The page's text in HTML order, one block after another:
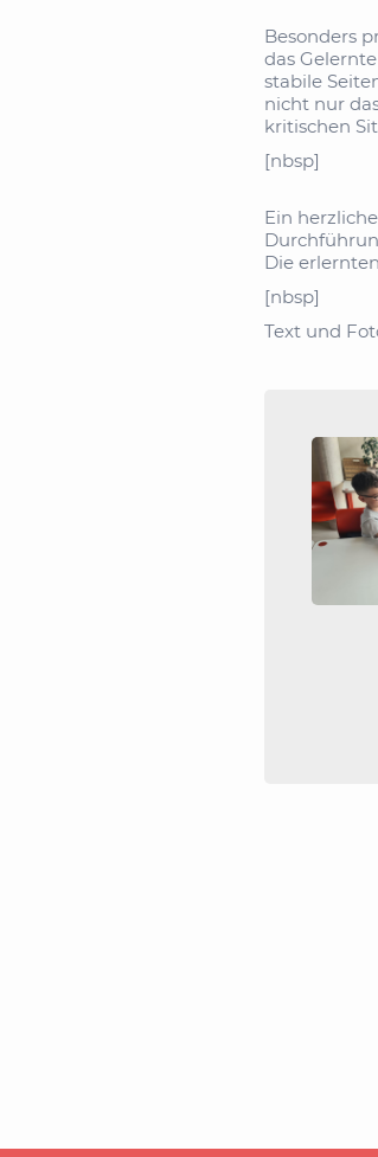
Besonders
das
stabile
nicht nur
kritischen
[nbsp]
Ein
Die
[nbsp]
Text und